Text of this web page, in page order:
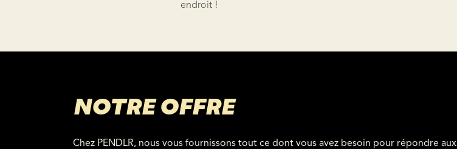
endroit !
NOTRE OFFRE
Chez PENDLR, nous vous fournissons tout ce dont vous avez besoin pour répondre aux